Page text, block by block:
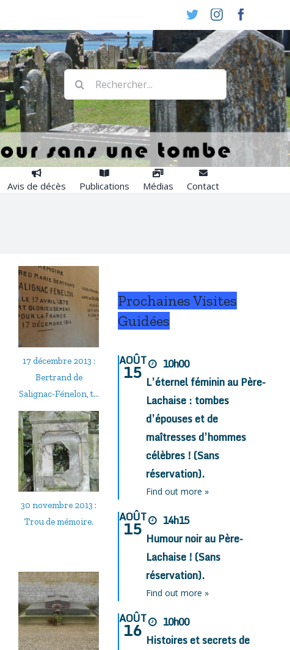
TwitterInstagram
Rechercher:
Avis de décès Publications Médias Contact
17 décembre 2013 :
Bertrand de
Salignac-Fénelon, t...
30 novembre 2013 :
Trou de mémoire.
Prochaines Visites
Guidées
AOÛT
15
10h00
L’éternel féminin au Père-
Lachaise : tombes
d’épouses et de
maîtresses d’hommes
célèbres ! (Sans
réservation).
Find out more »
AOÛT
15
14h15
Humour noir au Père-
Lachaise ! (Sans
réservation).
Find out more »
AOÛT
16
10h00
Histoires et secrets de